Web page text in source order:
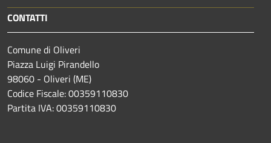
CONTATTI
Comune di Oliveri
Piazza Luigi Pirandello
98060 - Oliveri (ME)
Codice Fiscale: 00359110830
Partita IVA: 00359110830